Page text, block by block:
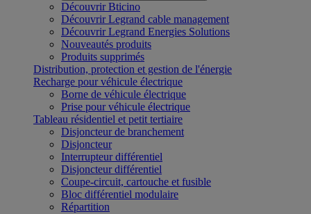
Découvrir Bticino
Découvrir Legrand cable management
Découvrir Legrand Energies Solutions
Nouveautés produits
Produits supprimés
Distribution, protection et gestion de l'énergie
Recharge pour véhicule électrique
Borne de véhicule électrique
Prise pour véhicule électrique
Tableau résidentiel et petit tertiaire
Disjoncteur de branchement
Disjoncteur
Interrupteur différentiel
Disjoncteur différentiel
Coupe-circuit, cartouche et fusible
Bloc différentiel modulaire
Répartition